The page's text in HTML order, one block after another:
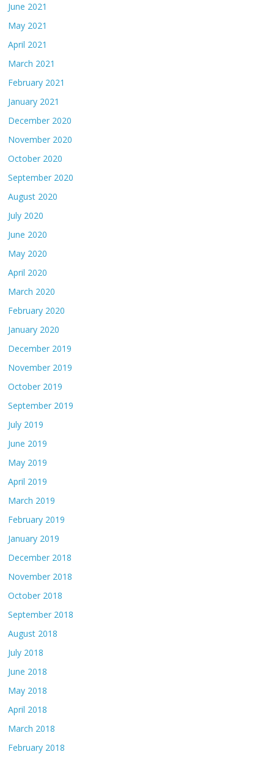
June 2021
May 2021
April 2021
March 2021
February 2021
January 2021
December 2020
November 2020
October 2020
September 2020
August 2020
July 2020
June 2020
May 2020
April 2020
March 2020
February 2020
January 2020
December 2019
November 2019
October 2019
September 2019
July 2019
June 2019
May 2019
April 2019
March 2019
February 2019
January 2019
December 2018
November 2018
October 2018
September 2018
August 2018
July 2018
June 2018
May 2018
April 2018
March 2018
February 2018